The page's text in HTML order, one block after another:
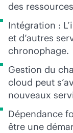
des
Intégration :
et d’autres
chronophage.
Gestion du
cloud peut
nouveaux
Dépendance
être une